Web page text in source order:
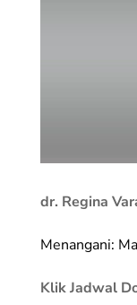
dr. Regina
Menangani:
Klik Jadwal